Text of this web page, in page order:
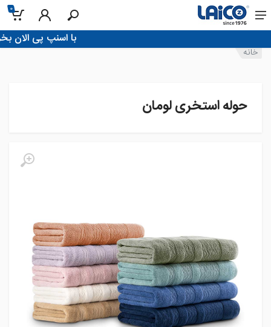
0
!با اسنپ پی الان بخر، تو 4 قسط
خانه
حوله استخری لومان